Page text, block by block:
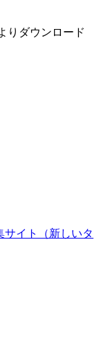
りダウンロード
サイト
（新しいタ